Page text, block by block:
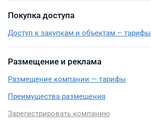
Покупка доступа
Доступ к закупкам и объектам – тарифы
Размещение и реклама
Размещение компании — тарифы
Преимущества размещения
Зарегистрировать компанию